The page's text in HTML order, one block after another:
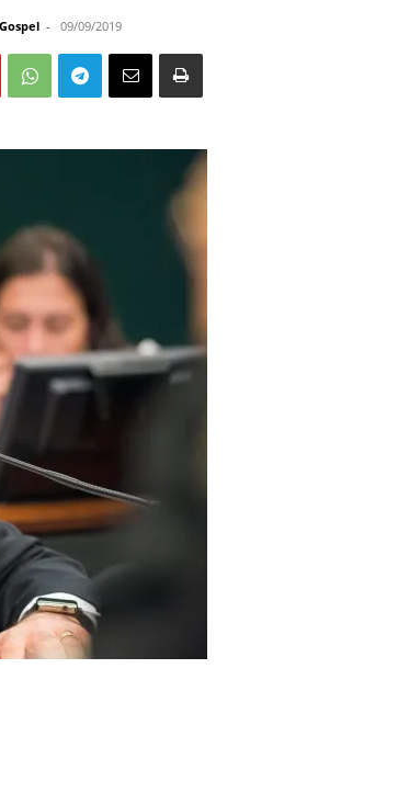
- 09/09/2019